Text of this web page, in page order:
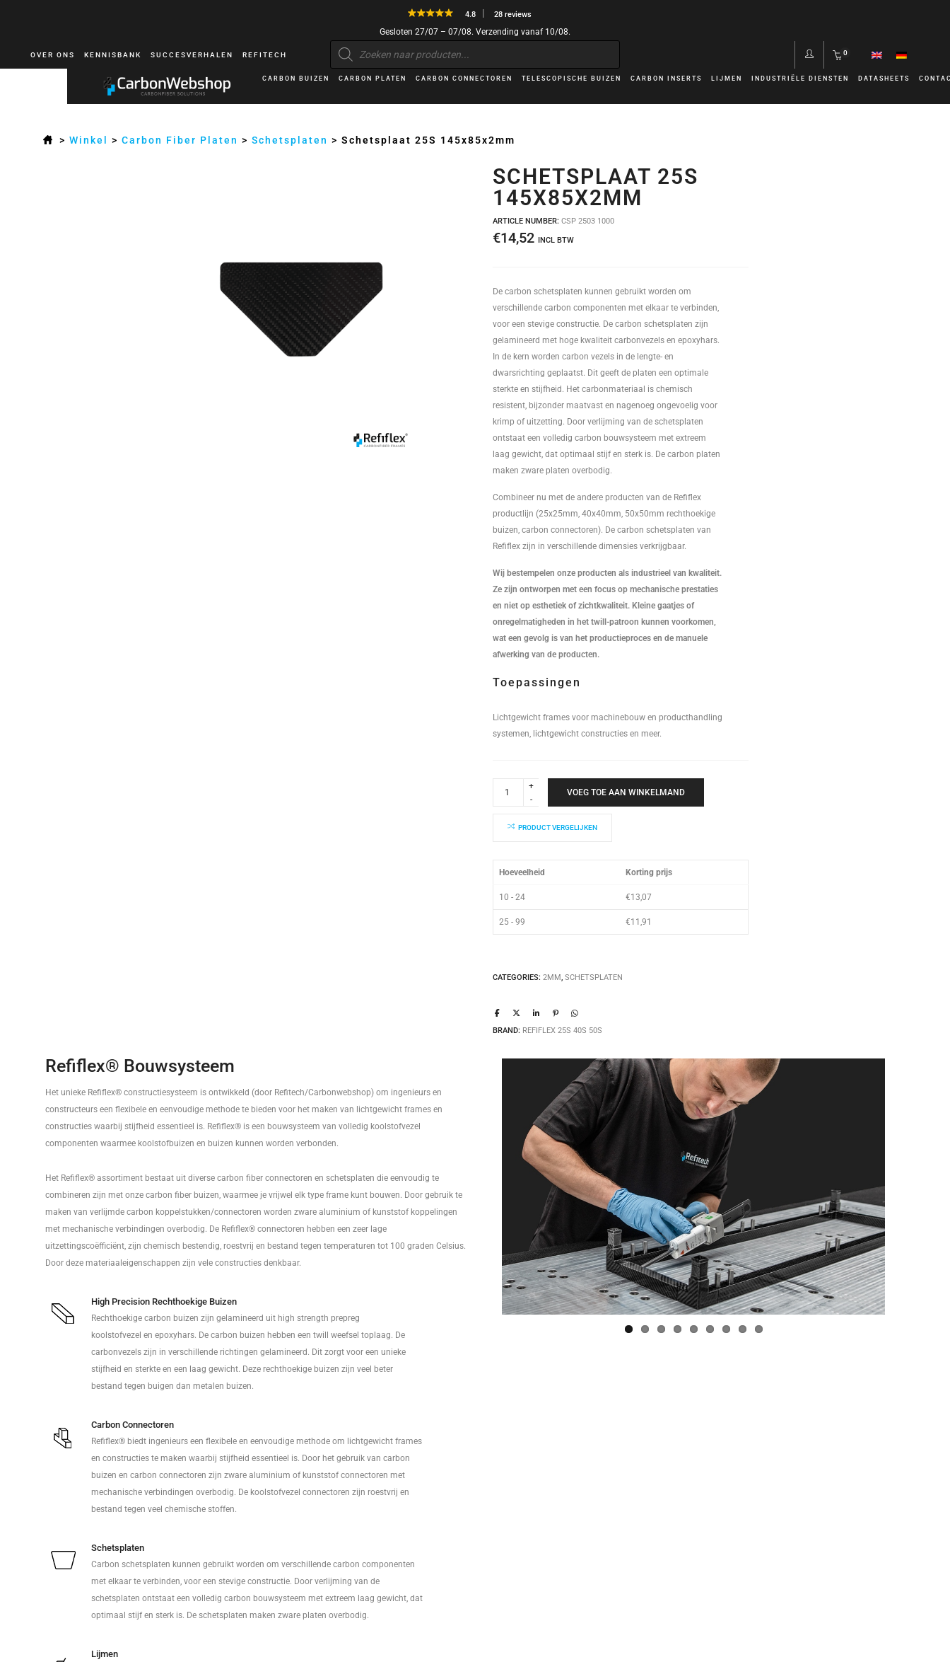
4.8 28 reviews
Gesloten 27/07 – 07/08. Verzending vanaf 10/08.
OVER ONS KENNISBANK SUCCESVERHALEN REFITECH
Producten
zoeken
0
CARBON BUIZEN CARBON PLATEN CARBON CONNECTOREN TELESCOPISCHE BUIZEN CARBON INSERTS LIJMEN INDUSTRIËLE DIENSTEN DATASHEETS
>Winkel >Carbon Fiber Platen >Schetsplaten >Schetsplaat 25S 145x85x2mm
SCHETSPLAAT 25S
145X85X2MM
ARTICLE NUMBER: CSP 2503 1000
€14,52 INCL BTW
De carbon schetsplaten kunnen gebruikt worden om
verschillende carbon componenten met elkaar te verbinden,
voor een stevige constructie. De carbon schetsplaten zijn
gelamineerd met hoge kwaliteit carbonvezels en epoxyhars.
In de kern worden carbon vezels in de lengte- en
dwarsrichting geplaatst. Dit geeft de platen een optimale
sterkte en stijfheid. Het carbonmateriaal is chemisch
resistent, bijzonder maatvast en nagenoeg ongevoelig voor
krimp of uitzetting. Door verlijming van de schetsplaten
ontstaat een volledig carbon bouwsysteem met extreem
laag gewicht, dat optimaal stijf en sterk is. De carbon platen
maken zware platen overbodig.
Combineer nu met de andere producten van de Refiflex
productlijn (25x25mm, 40x40mm, 50x50mm rechthoekige
buizen, carbon connectoren). De carbon schetsplaten van
Refiflex zijn in verschillende dimensies verkrijgbaar.
Wij bestempelen onze producten als industrieel van kwaliteit.
Ze zijn ontworpen met een focus op mechanische prestaties
en niet op esthetiek of zichtkwaliteit. Kleine gaatjes of
onregelmatigheden in het twill-patroon kunnen voorkomen,
wat een gevolg is van het productieproces en de manuele
afwerking van de producten.
Toepassingen
Lichtgewicht frames voor machinebouw en producthandling
systemen, lichtgewicht constructies en meer.
Schetsplaat
25S
145x85x2mm
VOEG TOE AAN WINKELMAND
PRODUCT VERGELIJKEN
Hoeveelheid Korting prijs
10 - 24 €13,07
25 - 99 €11,91
CATEGORIES: 2MM, SCHETSPLATEN
BRAND: REFIFLEX 25S 40S 50S
Refiflex® Bouwsysteem
Het unieke Refiflex® constructiesysteem is ontwikkeld (door Refitech/Carbonwebshop) om ingenieurs en
constructeurs een flexibele en eenvoudige methode te bieden voor het maken van lichtgewicht frames en
constructies waarbij stijfheid essentieel is. Refiflex® is een bouwsysteem van volledig koolstofvezel
componenten waarmee koolstofbuizen en buizen kunnen worden verbonden.
Het Refiflex® assortiment bestaat uit diverse carbon fiber connectoren en schetsplaten die eenvoudig te
combineren zijn met onze carbon fiber buizen, waarmee je vrijwel elk type frame kunt bouwen. Door gebruik te
maken van verlijmde carbon koppelstukken/connectoren worden zware aluminium of kunststof koppelingen
met mechanische verbindingen overbodig. De Refiflex® connectoren hebben een zeer lage
uitzettingscoëfficiënt, zijn chemisch bestendig, roestvrij en bestand tegen temperaturen tot 100 graden Celsius.
Door deze materiaaleigenschappen zijn vele constructies denkbaar.
High Precision Rechthoekige Buizen
Rechthoekige carbon buizen zijn gelamineerd uit high strength prepreg
koolstofvezel en epoxyhars. De carbon buizen hebben een twill weefsel toplaag. De
carbonvezels zijn in verschillende richtingen gelamineerd. Dit zorgt voor een unieke
stijfheid en sterkte en een laag gewicht. Deze rechthoekige buizen zijn veel beter
bestand tegen buigen dan metalen buizen.
Carbon Connectoren
Refiflex® biedt ingenieurs een flexibele en eenvoudige methode om lichtgewicht frames
en constructies te maken waarbij stijfheid essentieel is. Door het gebruik van carbon
buizen en carbon connectoren zijn zware aluminium of kunststof connectoren met
mechanische verbindingen overbodig. De koolstofvezel connectoren zijn roestvrij en
bestand tegen veel chemische stoffen.
Schetsplaten
Carbon schetsplaten kunnen gebruikt worden om verschillende carbon componenten
met elkaar te verbinden, voor een stevige constructie. Door verlijming van de
schetsplaten ontstaat een volledig carbon bouwsysteem met extreem laag gewicht, dat
optimaal stijf en sterk is. De schetsplaten maken zware platen overbodig.
Lijmen